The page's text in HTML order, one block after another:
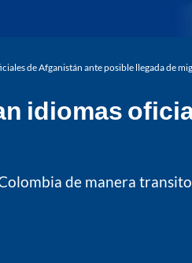
de Afganistán ante posible llegada de
idiomas
de manera